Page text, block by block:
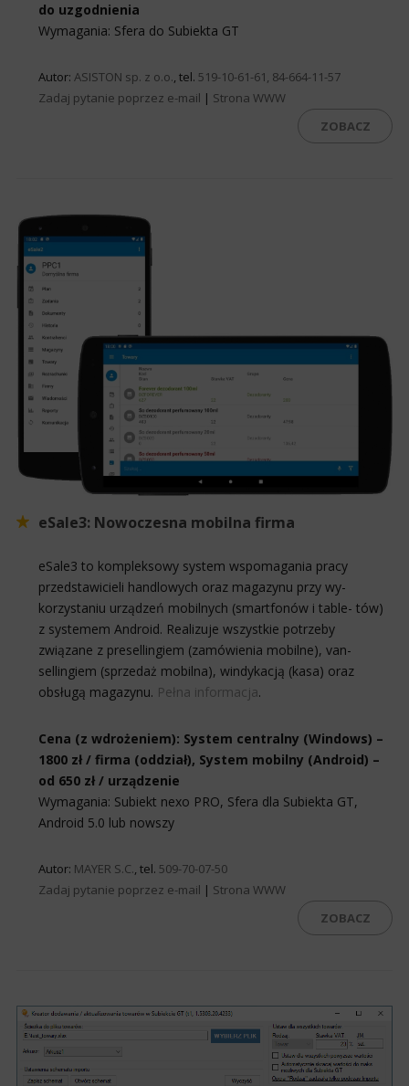
do uzgodnienia
Wymagania: Sfera do Subiekta GT
Autor: ASISTON sp. z o.o., tel. 519-10-61-61, 84-664-11-57
Zadaj pytanie poprzez e-mail | Strona WWW
ZOBACZ
eSale3: Nowoczesna mobilna firma
eSale3 to kompleksowy system wspomagania pracy
przedstawicieli handlowych oraz magazynu przy wy-
korzystaniu urządzeń mobilnych (smartfonów i table- tów)
z systemem Android. Realizuje wszystkie potrzeby
związane z presellingiem (zamówienia mobilne), van-
sellingiem (sprzedaż mobilna), windykacją (kasa) oraz
obsługą magazynu. Pełna informacja.
Cena (z wdrożeniem): System centralny (Windows) –
1800 zł / firma (oddział), System mobilny (Android) –
od 650 zł / urządzenie
Wymagania: Subiekt nexo PRO, Sfera dla Subiekta GT,
Android 5.0 lub nowszy
Autor: MAYER S.C. , tel. 509-70-07-50
Zadaj pytanie poprzez e-mail | Strona WWW
ZOBACZ